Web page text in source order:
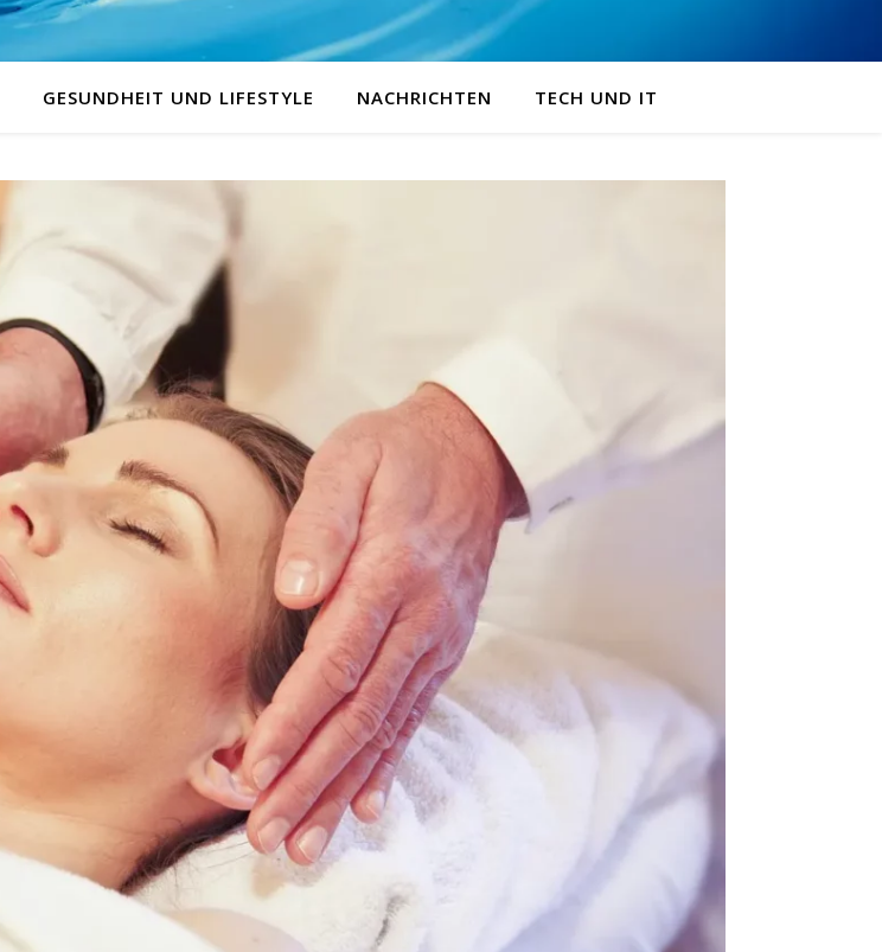
GESUNDHEIT UND LIFESTYLE NACHRICHTEN TECH UND IT